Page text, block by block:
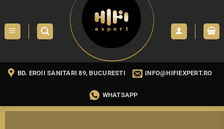
content
BD. EROII SANITARI 89, BUCURESTI INFO@HIFIEXPERT.RO
WHATSAPP